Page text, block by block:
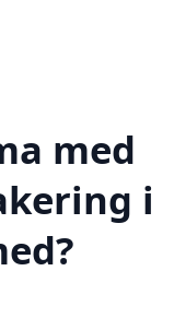
med
i